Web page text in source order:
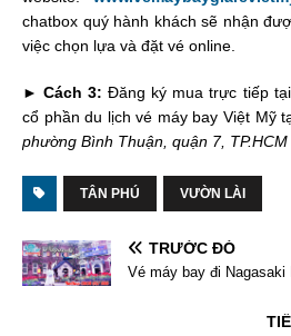
chatbox quý hành khách sẽ nhận
việc chọn lựa và đặt vé online.
►Cách 3: Đăng ký mua trực tiếp
cổ phần du lịch vé máy bay Việt Mỹ
phường Bình Thuận, quận 7, TP.HCM
TÂN PHÚ VƯỜN LÀI
TRƯỚC ĐÓ
Vé máy bay đi Nagasaki